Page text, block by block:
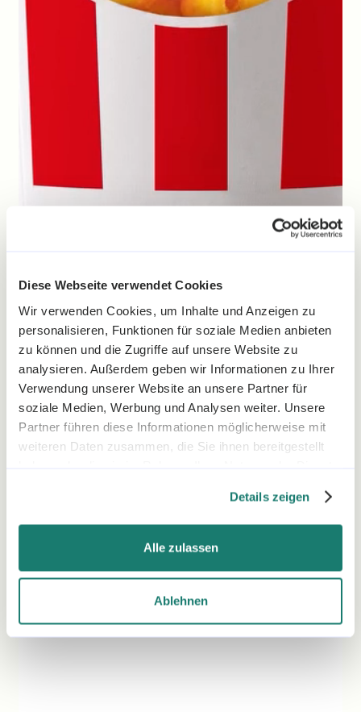
Diese Webseite verwendet Cookies
Wir verwenden Cookies, um Inhalte und Anzeigen zu
personalisieren, Funktionen für soziale Medien anbieten
zu können und die Zugriffe auf unsere Website zu
analysieren. Außerdem geben wir Informationen zu Ihrer
Verwendung unserer Website an unsere Partner für
soziale Medien, Werbung und Analysen weiter. Unsere
Partner führen diese Informationen möglicherweise mit
weiteren Daten zusammen, die Sie ihnen bereitgestellt
Details zeigen
Alle zulassen
Ablehnen